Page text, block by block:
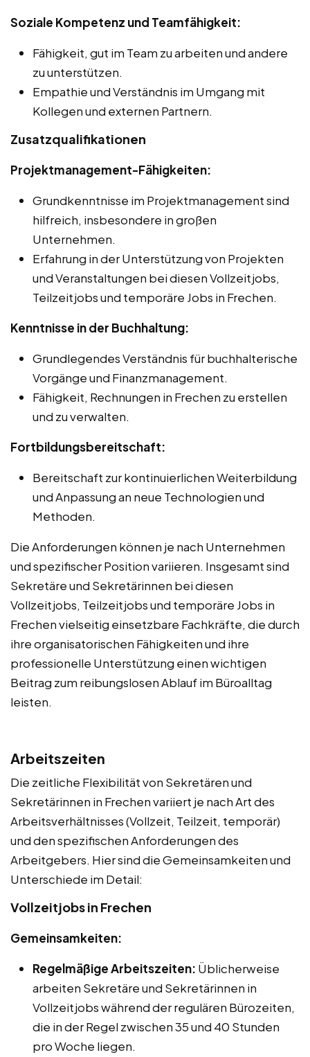
Soziale Kompetenz und Teamfähigkeit:
Fähigkeit, gut im Team zu arbeiten und andere
zu unterstützen.
Empathie und Verständnis im Umgang mit
Kollegen und externen Partnern.
Zusatzqualifikationen
Projektmanagement-Fähigkeiten:
Grundkenntnisse im Projektmanagement sind
hilfreich, insbesondere in großen
Unternehmen.
Erfahrung in der Unterstützung von Projekten
und Veranstaltungen bei diesen Vollzeitjobs,
Teilzeitjobs und temporäre Jobs in Frechen.
Kenntnisse in der Buchhaltung:
Grundlegendes Verständnis für buchhalterische
Vorgänge und Finanzmanagement.
Fähigkeit, Rechnungen in Frechen zu erstellen
und zu verwalten.
Fortbildungsbereitschaft:
Bereitschaft zur kontinuierlichen Weiterbildung
und Anpassung an neue Technologien und
Methoden.
Die Anforderungen können je nach Unternehmen
und spezifischer Position variieren. Insgesamt sind
Sekretäre und Sekretärinnen bei diesen
Vollzeitjobs, Teilzeitjobs und temporäre Jobs in
Frechen vielseitig einsetzbare Fachkräfte, die durch
ihre organisatorischen Fähigkeiten und ihre
professionelle Unterstützung einen wichtigen
Beitrag zum reibungslosen Ablauf im Büroalltag
leisten.
Arbeitszeiten
Die zeitliche Flexibilität von Sekretären und
Sekretärinnen in Frechen variiert je nach Art des
Arbeitsverhältnisses (Vollzeit, Teilzeit, temporär)
und den spezifischen Anforderungen des
Arbeitgebers. Hier sind die Gemeinsamkeiten und
Unterschiede im Detail:
Vollzeitjobs in Frechen
Gemeinsamkeiten:
Regelmäßige Arbeitszeiten: Üblicherweise
arbeiten Sekretäre und Sekretärinnen in
Vollzeitjobs während der regulären Bürozeiten,
die in der Regel zwischen 35 und 40 Stunden
pro Woche liegen.